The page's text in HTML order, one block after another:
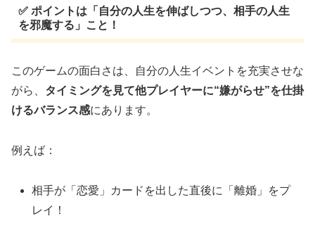
✅ ポイントは「自分の人生を伸ばしつつ、相手の人生
を邪魔する」こと！
このゲームの面白さは、自分の人生イベントを充実させな
がら、 タイミングを見て他プレイヤーに“嫌がらせ”を仕掛
けるバランス感にあります。
例えば：
相手が「恋愛」カードを出した直後に「離婚」をプ
レイ！